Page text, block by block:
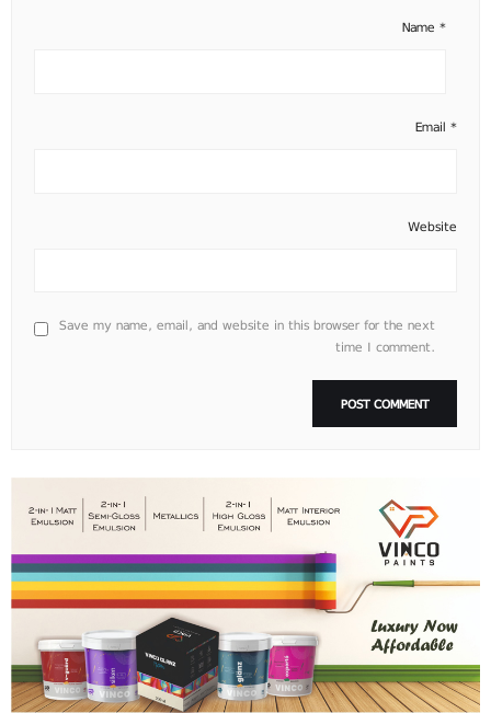
Name *
Email *
Website
Save my name, email, and website in this browser for the next
time I comment.